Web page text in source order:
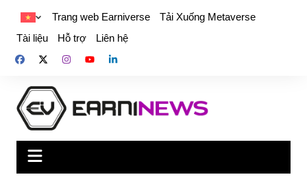
Trang web Earniverse
Tải Xuống Metaverse
Tài liệu
Hỗ trợ Liên hệ